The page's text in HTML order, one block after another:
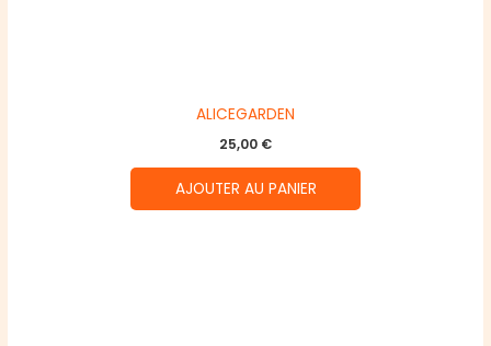
ALICEGARDEN
25,00 €
AJOUTER AU PANIER